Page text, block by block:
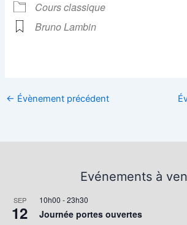
Cours classique
Bruno Lambin
← Évènement précédent
Evénements à
SEP
12
10h00 -23h30
Journée portes ouvertes